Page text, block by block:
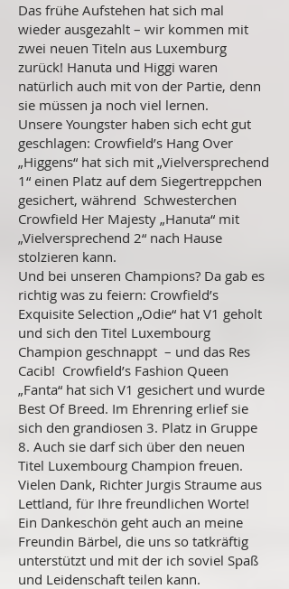
Das frühe Aufstehen hat sich mal
wieder ausgezahlt – wir kommen mit
zwei neuen Titeln aus Luxemburg
zurück! Hanuta und Higgi waren
natürlich auch mit von der Partie, denn
sie müssen ja noch viel lernen.
Unsere Youngster haben sich echt gut
geschlagen: Crowfield’s Hang Over
„Higgens“ hat sich mit „Vielversprechend
1“ einen Platz auf dem Siegertreppchen
gesichert, während Schwesterchen
Crowfield Her Majesty „Hanuta“ mit
„Vielversprechend 2“ nach Hause
stolzieren kann.
Und bei unseren Champions? Da gab es
richtig was zu feiern: Crowfield’s
Exquisite Selection „Odie“ hat V1 geholt
und sich den Titel Luxembourg
Champion geschnappt – und das Res
Cacib! Crowfield’s Fashion Queen
„Fanta“ hat sich V1 gesichert und wurde
Best Of Breed. Im Ehrenring erlief sie
sich den grandiosen 3. Platz in Gruppe
8. Auch sie darf sich über den neuen
Titel Luxembourg Champion freuen.
Vielen Dank, Richter Jurgis Straume aus
Lettland, für Ihre freundlichen Worte!
Ein Dankeschön geht auch an meine
Freundin Bärbel, die uns so tatkräftig
unterstützt und mit der ich soviel Spaß
und Leidenschaft teilen kann.